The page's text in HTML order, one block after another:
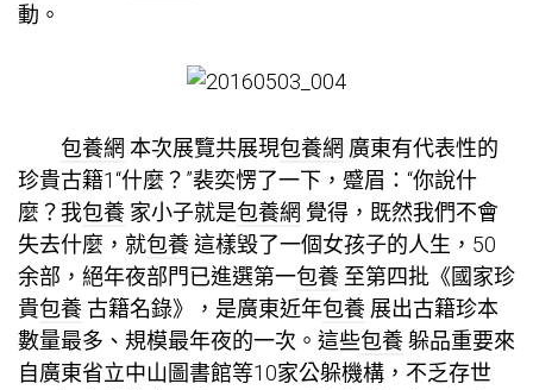
動。
包養網 本次展覽共展現包養網 廣東有代表性的
珍貴古籍1“什麼？”裴奕愣了一下，蹙眉：“你說什
麼？我包養 家小子就是包養網 覺得，既然我們不會
失去什麼，就包養這樣毀了一個女孩子的人生，50
余部，絕年夜部門已進選第一包養 至第四批《國家珍
貴包養 古籍名錄》，是廣東近年包養 展出古籍珍本
數量最多、規模最年夜的一次。這些包養躲品重要來
自廣東省立中山圖書館等10家公躲機構，不乏存世